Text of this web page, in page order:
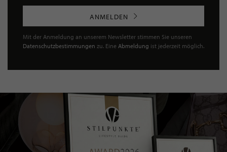
ANMELDEN
Mit der Anmeldung an unserem Newsletter stimmen Sie unseren
Datenschutzbestimmungen zu. Eine Abmeldung ist jederzeit möglich.